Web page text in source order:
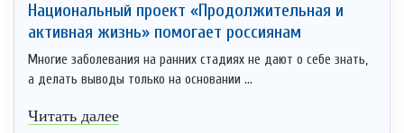
Национальный проект «Продолжительная и
активная жизнь» помогает россиянам
Многие заболевания на ранних стадиях не дают о себе знать,
а делать выводы только на основании ...
Читать далее